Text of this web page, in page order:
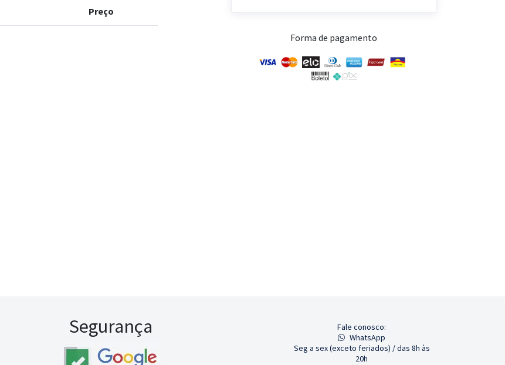
Preço
Forma de pagamento
Segurança
Fale conosco:
WhatsApp
Seg a sex (exceto feriados) / das 8h às
20h